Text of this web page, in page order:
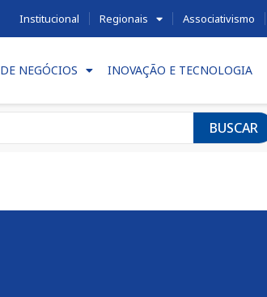
Institucional Regionais Associativismo
NEGÓCIOS INOVAÇÃO E TECNOLOGIA
BUSCAR